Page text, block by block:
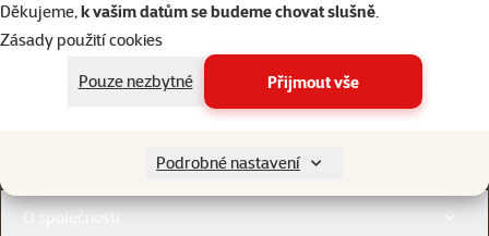
Děkujeme,k vašim datům se budeme chovat slušně.
Zásady použití cookies
Pouze nezbytné
Přijmout vše
Podrobné nastavení
neboWhatsApp jsme vám blízko
O společnosti